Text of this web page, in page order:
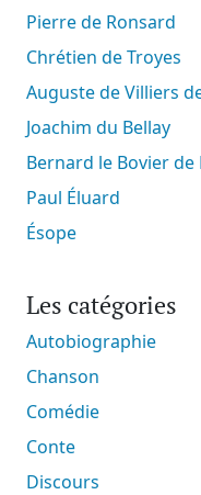
Pierre de Ronsard
Chrétien de Troyes
Auguste de Villiers
Joachim du Bellay
Bernard le Bovier
Paul Éluard
Ésope
Les catégories
Autobiographie
Chanson
Comédie
Conte
Discours